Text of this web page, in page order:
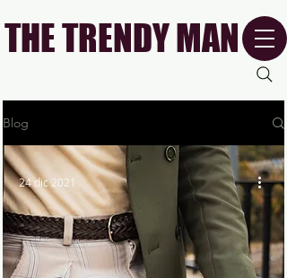
THE TRENDY MAN
Blog
24 dic 2021